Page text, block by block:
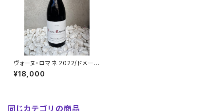
ヴォーヌ・ロマネ 2022/ドメー
ヌ・アルノー・バイヨ
¥18,000
同じカテゴリの商品